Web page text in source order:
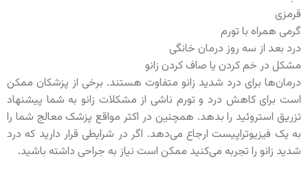
قرمزی
گرمی همراه با تورم
درد بعد از سه روز درمان خانگی
مشکل در خم کردن یا صاف کردن زانو
درمان‌ها برای درد شدید زانو متفاوت هستند. برخی از پزشکان ممکن
است برای کاهش درد و تورم ناشی از مشکلات زانو به شما پیشنهاد
تزریق استروئید را بدهد. همچنین در اکثر مواقع پزشک معالج شما را
به یک فیزیوتراپیست ارجاع می‌دهد. اگر در شرایطی قرار دارید که درد
شدید زانو را تجربه می‌کنید ممکن است نیاز به جراحی داشته باشید.